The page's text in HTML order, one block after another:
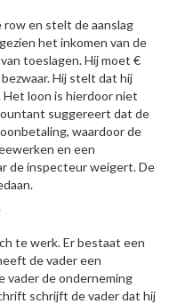
en stelt de aanslag
het inkomen van de
toeslagen. Hij moet €
Hij stelt dat hij
loon is hierdoor niet
suggereert dat de
waardoor de
en een
de inspecteur weigert. De
te werk. Er bestaat een
de vader een
vader de onderneming
schrijft de vader dat hij